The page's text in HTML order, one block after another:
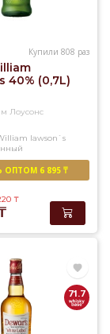
Купили 808 раз
40% (0,7L)
Лоусонс
lawson`s
ОПТОМ 6 895 ₸
₸
71.7